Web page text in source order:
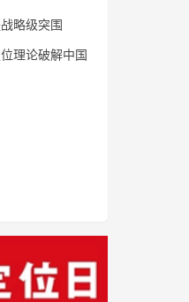
略级突围
理论破解中国